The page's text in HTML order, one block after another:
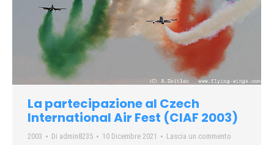
La partecipazione al Czech
International Air Fest (CIAF 2003)
2003 Di admin8235 10 Dicembre 2021 Lascia un commento